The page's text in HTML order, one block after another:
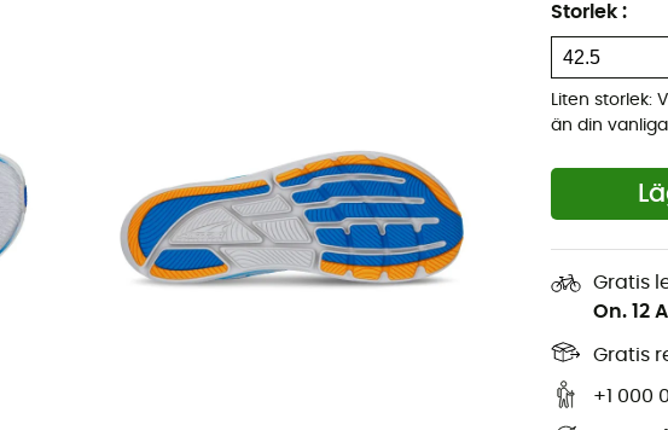
Storlek :
Liten storlek:
än din
Gratis
On. 12
Gratis
+1 000